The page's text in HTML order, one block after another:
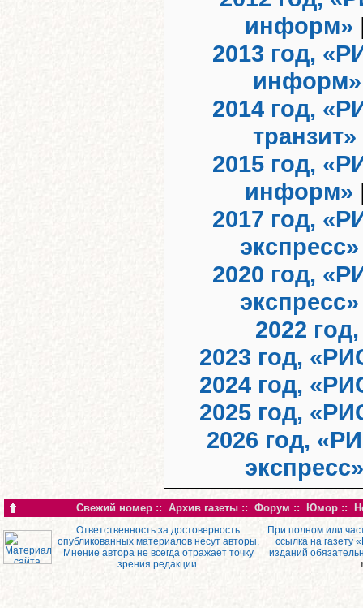
информ»
2013 год,
информ»
2014 год,
транзит»
2015 год,
информ»
2017 год,
экспресс»
2020 год,
экспресс»
2022
2023 год,
2024 год,
2025 год,
2026 год,
Свежий номер :: Архив газеты :: Форум :: Юмор ::
Ответственность за достоверность
опубликованных материалов несут авторы.
Мнение автора не всегда отражает точку
зрения редакции.
При полном или
ссылка на газету
изданий